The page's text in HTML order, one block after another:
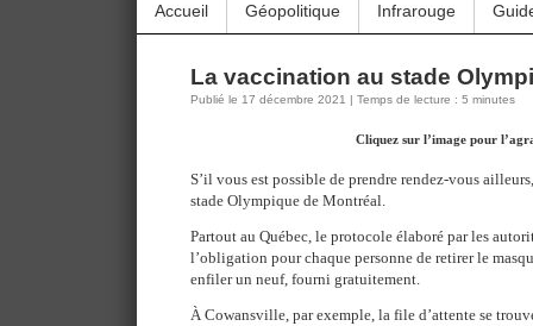
Accueil Géopolitique Infrarouge
La vaccination au stade
Publié le 17 décembre 2021 | Temps de lecture : 5 minutes
Cliquez sur l’image pour
S’il vous est possible de prendre rendez-vous
stade Olympique de Montréal.
Partout au Québec, le protocole élaboré par les
l’obligation pour chaque personne de retirer le
enfiler un neuf, fourni gratuitement.
À Cowansville, par exemple, la file d’attente se